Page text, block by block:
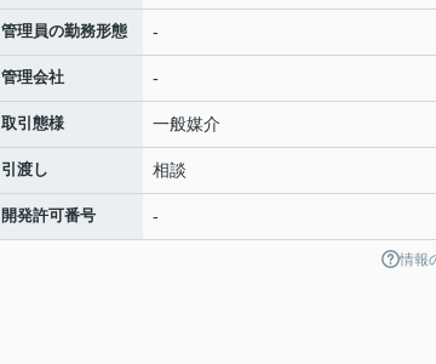
管理員の勤務形態 -
管理会社 -
取引態様 一般媒介
引渡し 相談
開発許可番号 -
情報